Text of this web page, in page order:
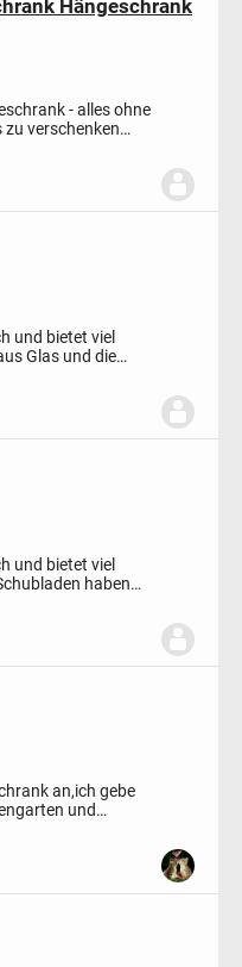
Hängeschrank
- alles ohne
zu verschenken
und bietet viel
Glas und die
und bietet viel
haben
an,ich gebe
und